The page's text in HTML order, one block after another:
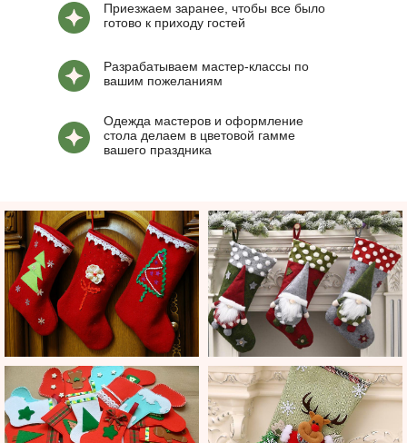
Приезжаем заранее, чтобы все было
готово к приходу гостей
Разрабатываем мастер-классы по
вашим пожеланиям
Одежда мастеров и оформление
стола делаем в цветовой гамме
вашего праздника